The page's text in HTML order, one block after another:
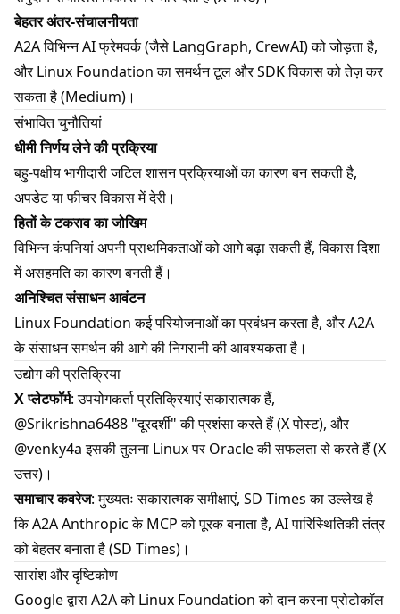
बेहतर अंतर-संचालनीयता
A2A विभिन्न AI फ्रेमवर्क (जैसे LangGraph, CrewAI) को जोड़ता है,
और Linux Foundation का समर्थन टूल और SDK विकास को तेज़ कर
सकता है (Medium)।
संभावित चुनौतियां
धीमी निर्णय लेने की प्रक्रिया
बहु-पक्षीय भागीदारी जटिल शासन प्रक्रियाओं का कारण बन सकती है,
अपडेट या फीचर विकास में देरी।
हितों के टकराव का जोखिम
विभिन्न कंपनियां अपनी प्राथमिकताओं को आगे बढ़ा सकती हैं, विकास दिशा
में असहमति का कारण बनती हैं।
अनिश्चित संसाधन आवंटन
Linux Foundation कई परियोजनाओं का प्रबंधन करता है, और A2A
के संसाधन समर्थन की आगे की निगरानी की आवश्यकता है।
उद्योग की प्रतिक्रिया
X प्लेटफॉर्म: उपयोगकर्ता प्रतिक्रियाएं सकारात्मक हैं,
@Srikrishna6488 "दूरदर्शी" की प्रशंसा करते हैं (X पोस्ट), और
@venky4a इसकी तुलना Linux पर Oracle की सफलता से करते हैं (X
उत्तर)।
समाचार कवरेज: मुख्यतः सकारात्मक समीक्षाएं, SD Times का उल्लेख है
कि A2A Anthropic के MCP को पूरक बनाता है, AI पारिस्थितिकी तंत्र
को बेहतर बनाता है (SD Times)।
सारांश और दृष्टिकोण
Google द्वारा A2A को Linux Foundation को दान करना प्रोटोकॉल